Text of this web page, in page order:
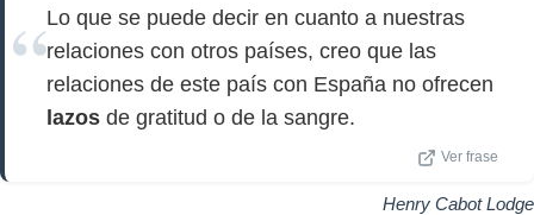
Lo que se puede decir en cuanto a nuestras
relaciones con otros países, creo que las
relaciones de este país con España no ofrecen
lazos de gratitud o de la sangre.
Ver frase
Henry Cabot Lodge